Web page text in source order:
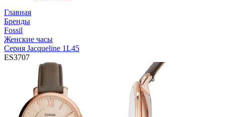
Главная
Бренды
Fossil
Женские часы
Серия Jacqueline 1L45
ES3707